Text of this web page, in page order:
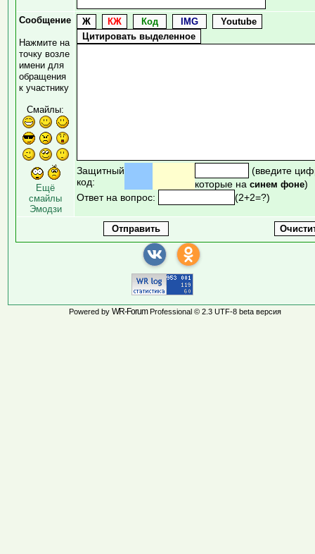
Сообщение
Нажмите на
точку возле
имени для
обращения
к участнику
Смайлы:
Ещё
смайлы
Эмодзи
Защитный
код:
(введите
которые на синем фоне)
Ответ на вопрос:
(2+2=?)
Powered by WR-ForumProfessional © 2.3 UTF-8 beta версия